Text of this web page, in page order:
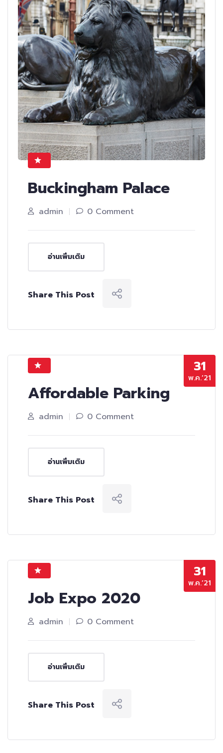
Buckingham Palace
admin 0 Comment
อ่านเพิ่มเติม
Share This Post
31
พ.ค.’21
Affordable Parking
admin 0 Comment
อ่านเพิ่มเติม
Share This Post
31
พ.ค.’21
Job Expo 2020
admin 0 Comment
อ่านเพิ่มเติม
Share This Post